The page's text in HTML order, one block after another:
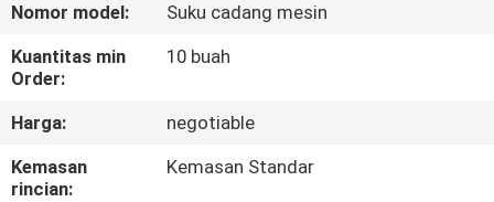
PABRIK
KUALITAS
Nomor model:
Suku cadang mesin
Kuantitas min
Order:
10 buah
Harga:
negotiable
Kemasan
rincian:
Kemasan Standar